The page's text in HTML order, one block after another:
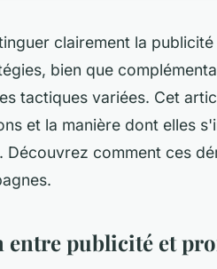
clairement la
bien que
tactiques variées. Cet
et la manière dont elles
comment ces
publicité et